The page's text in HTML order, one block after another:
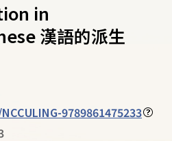
in
漢語的派生
9789861475233